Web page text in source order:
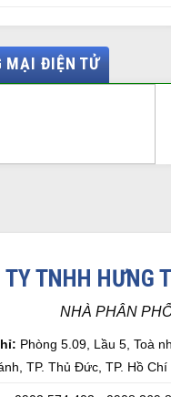
MẠI ĐIỆN TỬ
TY TNHH HƯNG
NHÀ PHÂN
Phòng 5.09, Lầu 5, Toà
TP. Thủ Đức, TP. Hồ Chí